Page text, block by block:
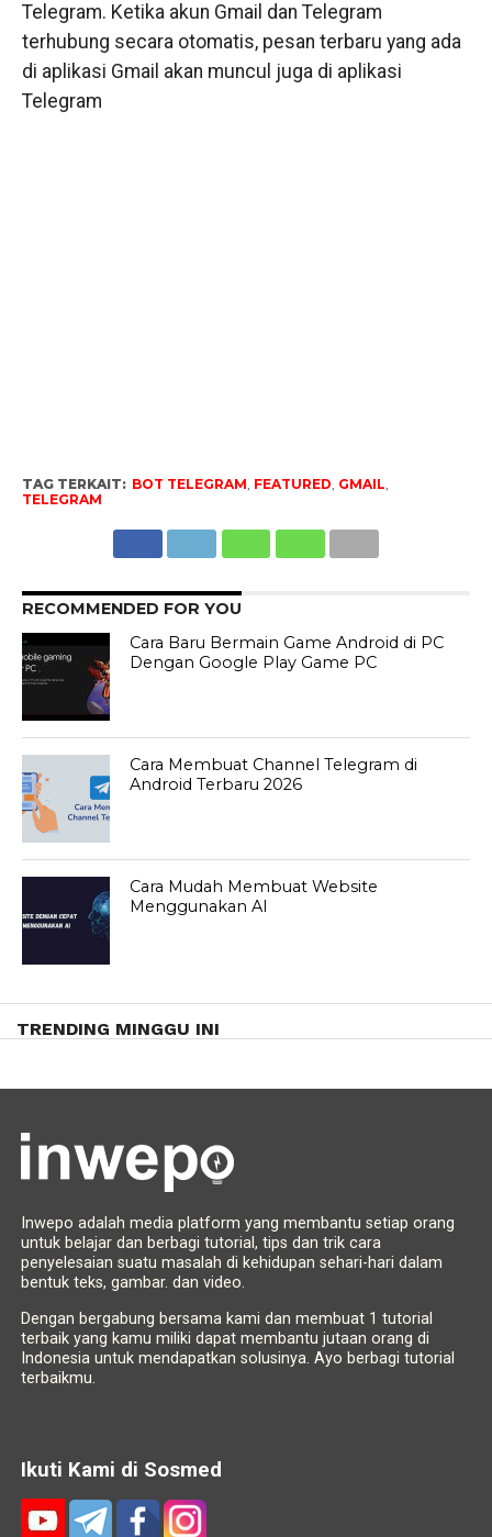
Telegram. Ketika akun Gmail dan Telegram
terhubung secara otomatis, pesan terbaru yang ada
di aplikasi Gmail akan muncul juga di aplikasi
Telegram
TAG TERKAIT: BOT TELEGRAM, FEATURED, GMAIL,
TELEGRAM
RECOMMENDED FOR YOU
Cara Baru Bermain Game Android di PC
Dengan Google Play Game PC
Cara Membuat Channel Telegram di
Android Terbaru 2026
Cara Mudah Membuat Website
Menggunakan AI
TRENDING MINGGU INI
Inwepo adalah media platform yang membantu setiap orang
untuk belajar dan berbagi tutorial, tips dan trik cara
penyelesaian suatu masalah di kehidupan sehari-hari dalam
bentuk teks, gambar. dan video.
Dengan bergabung bersama kami dan membuat 1 tutorial
terbaik yang kamu miliki dapat membantu jutaan orang di
Indonesia untuk mendapatkan solusinya. Ayo berbagi tutorial
terbaikmu.
Ikuti Kami di Sosmed